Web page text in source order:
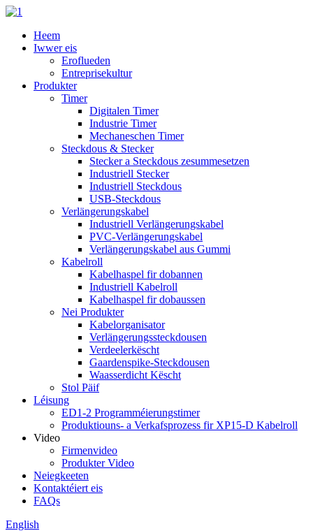
Heem
Iwwer eis
Eroflueden
Entreprisekultur
Produkter
Timer
Digitalen Timer
Industrie Timer
Mechaneschen Timer
Steckdous & Stecker
Stecker a Steckdous zesummesetzen
Industriell Stecker
Industriell Steckdous
USB-Steckdous
Verlängerungskabel
Industriell Verlängerungskabel
PVC-Verlängerungskabel
Verlängerungskabel aus Gummi
Kabelroll
Kabelhaspel fir dobannen
Industriell Kabelroll
Kabelhaspel fir dobaussen
Nei Produkter
Kabelorganisator
Verlängerungssteckdousen
Verdeelerkëscht
Gaardenspike-Steckdousen
Waasserdicht Këscht
Stol Päif
Léisung
ED1-2 Programméierungstimer
Produktiouns- a Verkafsprozess fir XP15-D Kabelroll
Video
Firmenvideo
Produkter Video
Neiegkeeten
Kontaktéiert eis
FAQs
English